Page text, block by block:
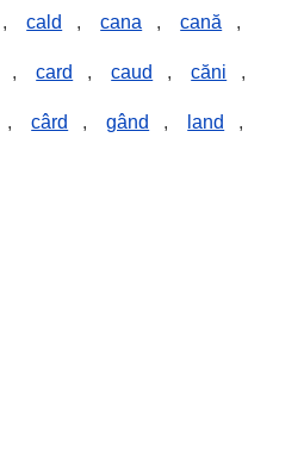
, cald , cana , cană ,
, card , caud , căni ,
, cârd , gând , land ,